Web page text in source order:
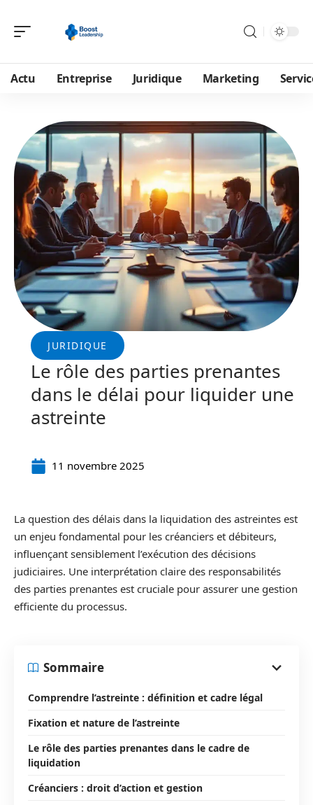
Actu Entreprise Juridique Marketing
JURIDIQUE
Le rôle des parties prenantes
dans le délai pour liquider une
astreinte
11 novembre 2025
La question des délais dans la liquidation des astreintes est
un enjeu fondamental pour les créanciers et débiteurs,
influençant sensiblement l’exécution des décisions
judiciaires. Une interprétation claire des responsabilités
des parties prenantes est cruciale pour assurer une gestion
efficiente du processus.
Sommaire
Comprendre l’astreinte : définition et cadre légal
Fixation et nature de l’astreinte
Le rôle des parties prenantes dans le cadre de
liquidation
Créanciers : droit d’action et gestion